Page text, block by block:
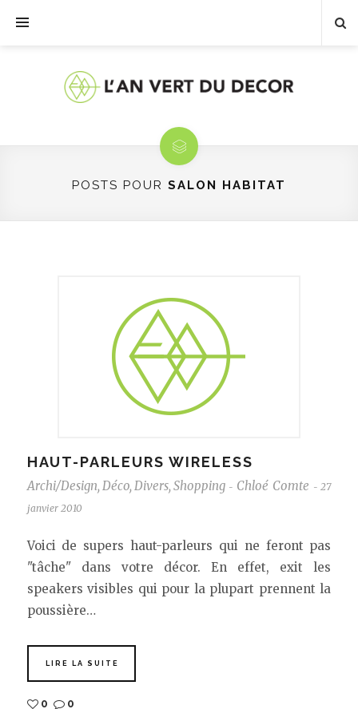
POSTS POUR SALON HABITAT
HAUT-PARLEURS WIRELESS
Archi/Design, Déco, Divers, Shopping - Chloé Comte - 27
janvier 2010
Voici de supers haut-parleurs qui ne feront pas
"tâche" dans votre décor. En effet, exit les
speakers visibles qui pour la plupart prennent la
poussière…
LIRE LA SUITE
0 0